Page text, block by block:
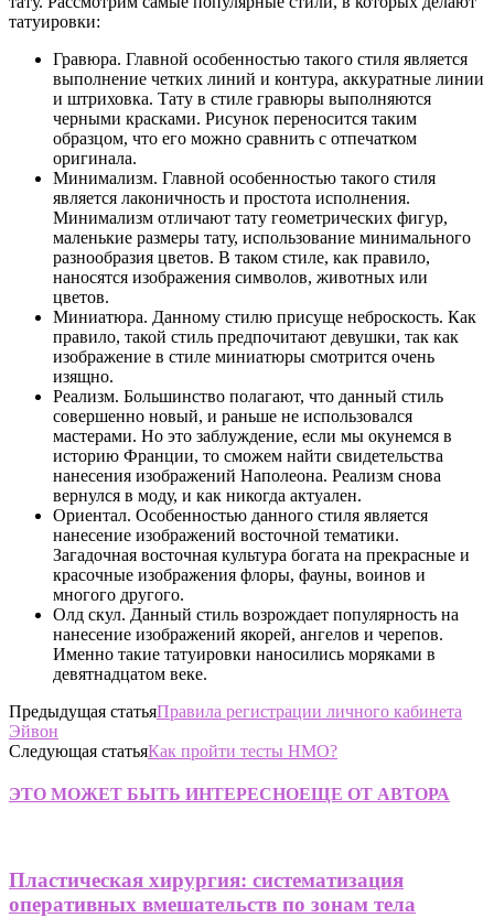
татуировки:
Гравюра. Главной особенностью такого стиля является
выполнение четких линий и контура, аккуратные линии
и штриховка. Тату в стиле гравюры выполняются
черными красками. Рисунок переносится таким
образцом, что его можно сравнить с отпечатком
оригинала.
Минимализм. Главной особенностью такого стиля
является лаконичность и простота исполнения.
Минимализм отличают тату геометрических фигур,
маленькие размеры тату, использование минимального
разнообразия цветов. В таком стиле, как правило,
наносятся изображения символов, животных или
цветов.
Миниатюра. Данному стилю присуще неброскость. Как
правило, такой стиль предпочитают девушки, так как
изображение в стиле миниатюры смотрится очень
изящно.
Реализм. Большинство полагают, что данный стиль
совершенно новый, и раньше не использовался
мастерами. Но это заблуждение, если мы окунемся в
историю Франции, то сможем найти свидетельства
нанесения изображений Наполеона. Реализм снова
вернулся в моду, и как никогда актуален.
Ориентал. Особенностью данного стиля является
нанесение изображений восточной тематики.
Загадочная восточная культура богата на прекрасные и
красочные изображения флоры, фауны, воинов и
многого другого.
Олд скул. Данный стиль возрождает популярность на
нанесение изображений якорей, ангелов и черепов.
Именно такие татуировки наносились моряками в
девятнадцатом веке.
Предыдущая статьяПравила регистрации личного кабинета
Эйвон
Следующая статьяКак пройти тесты НМО?
ЭТО МОЖЕТ БЫТЬ ИНТЕРЕСНОЕЩЕ ОТ АВТОРА
Пластическая хирургия: систематизация
оперативных вмешательств по зонам тела